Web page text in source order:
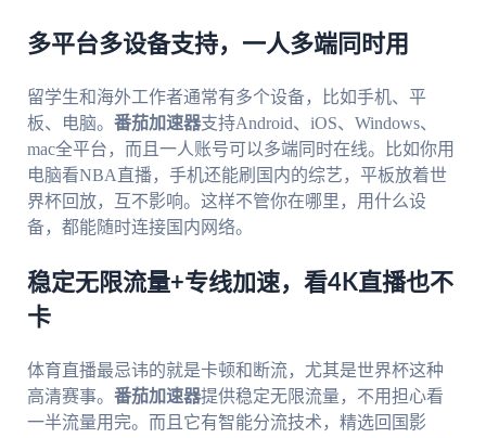
多平台多设备支持，一人多端同时用
留学生和海外工作者通常有多个设备，比如手机、平
板、电脑。 番茄加速器支持Android、iOS、Windows、
mac全平台，而且一人账号可以多端同时在线。比如你用
电脑看NBA直播，手机还能刷国内的综艺，平板放着世
界杯回放，互不影响。这样不管你在哪里，用什么设
备，都能随时连接国内网络。
稳定无限流量+专线加速，看4K直播也不
卡
体育直播最忌讳的就是卡顿和断流，尤其是世界杯这种
高清赛事。 番茄加速器提供稳定无限流量，不用担心看
一半流量用完。而且它有智能分流技术，精选回国影